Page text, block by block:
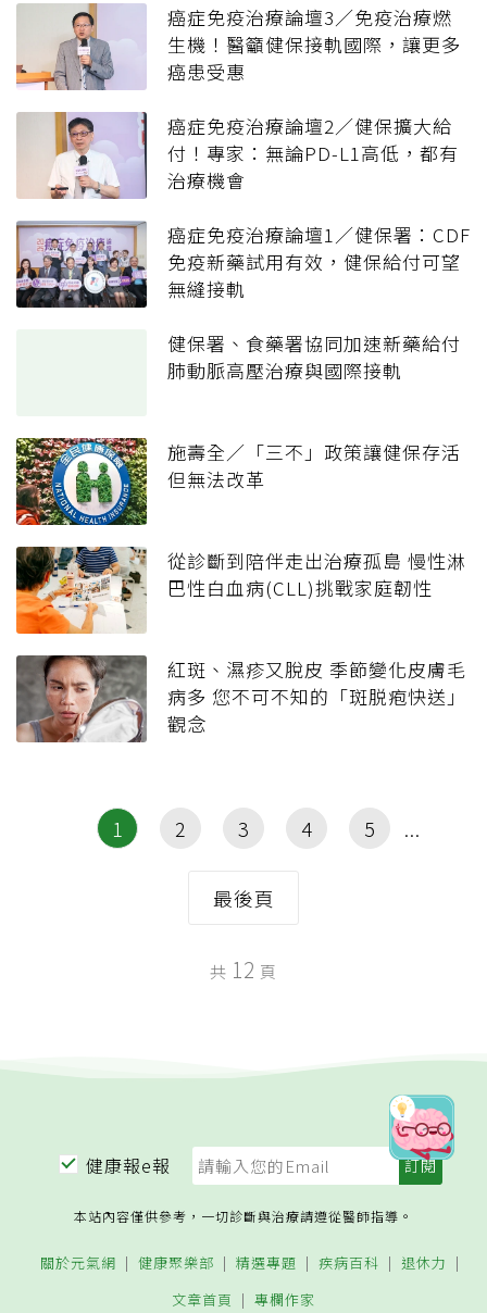
癌症免疫治療論壇3／免疫治療燃
生機！醫籲健保接軌國際，讓更多
癌患受惠
癌症免疫治療論壇2／健保擴大給
付！專家：無論PD-L1高低，都有
治療機會
癌症免疫治療論壇1／健保署：CDF
免疫新藥試用有效，健保給付可望
無縫接軌
健保署、食藥署協同加速新藥給付
肺動脈高壓治療與國際接軌
施壽全／「三不」政策讓健保存活
但無法改革
從診斷到陪伴走出治療孤島 慢性淋
巴性白血病(CLL)挑戰家庭韌性
紅斑、濕疹又脫皮 季節變化皮膚毛
病多 您不可不知的「斑脱疱快送」
觀念
1 2 3 4 5
最後頁
共 12 頁
健康報e報
本站內容僅供參考，一切診斷與治療請遵從醫師指導。
關於元氣網 健康聚樂部 精選專題 疾病百科
退休力
文章首頁
專欄作家